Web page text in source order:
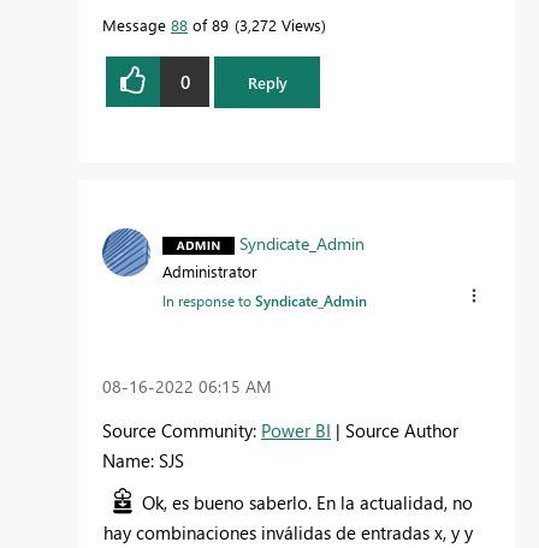
Message 88 of 89 3,272 Views
0 Reply
Syndicate_Admin
Administrator
In response toSyndicate_Admin
‎08-16-2022 06:15 AM
Source Community: Power BI | Source Author
Name: SJS
Ok, es bueno saberlo. En la actualidad, no
hay combinaciones inválidas de entradas x, y y